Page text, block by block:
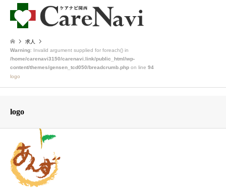
求人
Warning: Invalid argument supplied for foreach() in
/home/carenavi3150/carenavi.link/public_html/wp-
content/themes/gensen_tcd050/breadcrumb.php on line 94
logo
logo